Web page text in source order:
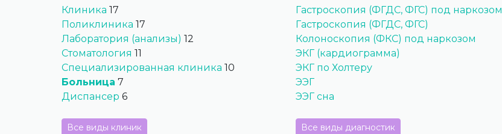
Клиника 17
Поликлиника 17
Лаборатория (анализы) 12
Стоматология 11
Специализированная клиника 10
Больница 7
Диспансер 6
Все виды клиник
Гастроскопия (ФГДС, ФГС) под наркозом
Гастроскопия (ФГДС, ФГС)
Колоноскопия (ФКС) под наркозом
ЭКГ (кардиограмма)
ЭКГ по Холтеру
ЭЭГ
ЭЭГ сна
Все виды диагностик